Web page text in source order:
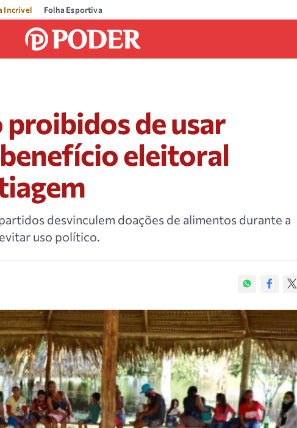
Incrível Folha Esportiva
de usar
eleitoral
desvinculem doações de alimentos durante a
uso político.